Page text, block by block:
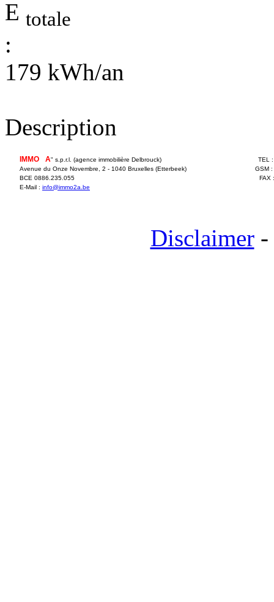
E totale
:
179 kWh/an
Description
IMMO A" s.p.r.l. (agence immobilière Delbrouck)
Avenue du Onze Novembre, 2 - 1040 Bruxelles (Etterbeek)
BCE 0886.235.055
E-Mail : info@immo2a.be
TEL
GSM
FAX
Disclaimer-